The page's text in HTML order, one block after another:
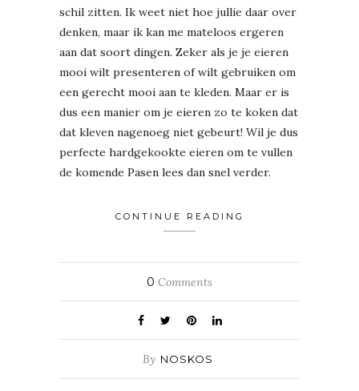
schil zitten. Ik weet niet hoe jullie daar over
denken, maar ik kan me mateloos ergeren
aan dat soort dingen. Zeker als je je eieren
mooi wilt presenteren of wilt gebruiken om
een gerecht mooi aan te kleden. Maar er is
dus een manier om je eieren zo te koken dat
dat kleven nagenoeg niet gebeurt! Wil je dus
perfecte hardgekookte eieren om te vullen
de komende Pasen lees dan snel verder.
CONTINUE READING
0 Comments
By NOSKOS